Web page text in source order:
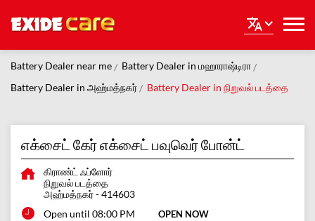
Battery Dealer near me
Battery Dealer in மஹாராஷ்டிரா
Battery Dealer in அஹ்மத்நகர்
Battery Dealer in நிறுவல் படத்தை
எக்சைட் கேர் எக்சைட் பவுவெர் போன்ட்
கிராண்ட் ஃப்ளோர்
நிறுவல் படத்தை
அஹ்மத்நகர்-414603
Open until 08:00 PM
OPEN NOW